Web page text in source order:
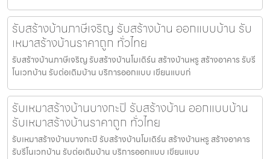
รับสร้างบ้านภาษีเจริญ รับสร้างบ้าน ออกแบบบ้าน รับ
เหมาสร้างบ้านราคาถูก ทั่วไทย
รับสร้างบ้านภาษีเจริญ รับสร้างบ้านโมเดิร์น สร้างบ้านหรู สร้างอาคาร รับรี
โนเวทบ้าน รับต่อเติมบ้าน บริการออกแบบ เขียนแบบก่
รับเหมาสร้างบ้านบางกะปิ รับสร้างบ้าน ออกแบบบ้าน
รับเหมาสร้างบ้านราคาถูก ทั่วไทย
รับเหมาสร้างบ้านบางกะปิ รับสร้างบ้านโมเดิร์น สร้างบ้านหรู สร้างอาคาร
รับรีโนเวทบ้าน รับต่อเติมบ้าน บริการออกแบบ เขียนแบบ